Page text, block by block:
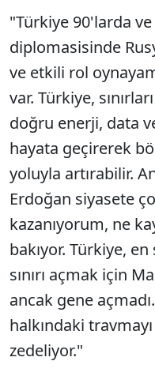
"Türkiye 90'larda
diplomasisinde
ve etkili rol
var. Türkiye,
doğru enerji, data
hayata geçirerek
yoluyla artırabilir.
Erdoğan siyasete
kazanıyorum, ne
bakıyor. Türkiye,
sınırı açmak için
ancak gene
halkındaki
zedeliyor."